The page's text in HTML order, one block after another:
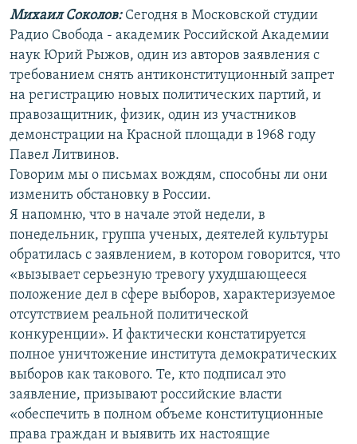
Михаил Соколов:Сегодня в Московской студии
Радио Свобода - академик Российской Академии
наук Юрий Рыжов, один из авторов заявления с
требованием снять антиконституционный запрет
на регистрацию новых политических партий, и
правозащитник, физик, один из участников
демонстрации на Красной площади в 1968 году
Павел Литвинов.
Говорим мы о письмах вождям, способны ли они
изменить обстановку в России.
Я напомню, что в начале этой недели, в
понедельник, группа ученых, деятелей культуры
обратилась с заявлением, в котором говорится, что
«вызывает серьезную тревогу ухудшающееся
положение дел в сфере выборов, характеризуемое
отсутствием реальной политической
конкуренции». И фактически констатируется
полное уничтожение института демократических
выборов как такового. Те, кто подписал это
заявление, призывают российские власти
«обеспечить в полном объеме конституционные
права граждан и выявить их настоящие